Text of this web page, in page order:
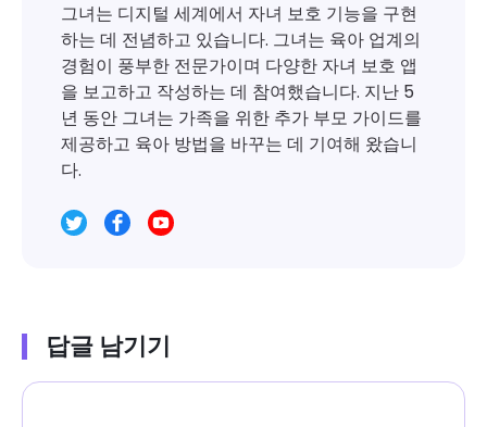
그녀는 디지털 세계에서 자녀 보호 기능을 구현
하는 데 전념하고 있습니다. 그녀는 육아 업계의
경험이 풍부한 전문가이며 다양한 자녀 보호 앱
을 보고하고 작성하는 데 참여했습니다. 지난 5
년 동안 그녀는 가족을 위한 추가 부모 가이드를
제공하고 육아 방법을 바꾸는 데 기여해 왔습니
다.
답글 남기기